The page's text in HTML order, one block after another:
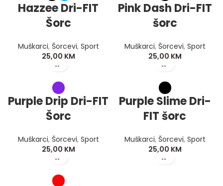
Hazzee Dri-FIT
Šorc
Muškarci, Šorcevi, Sport
25,00 KM
Pink Dash Dri-FIT
šorc
Muškarci, Šorcevi, Sport
25,00 KM
Purple Drip Dri-FIT
Šorc
Muškarci, Šorcevi, Sport
25,00 KM
Purple Slime Dri-
FIT šorc
Muškarci, Šorcevi, Sport
25,00 KM